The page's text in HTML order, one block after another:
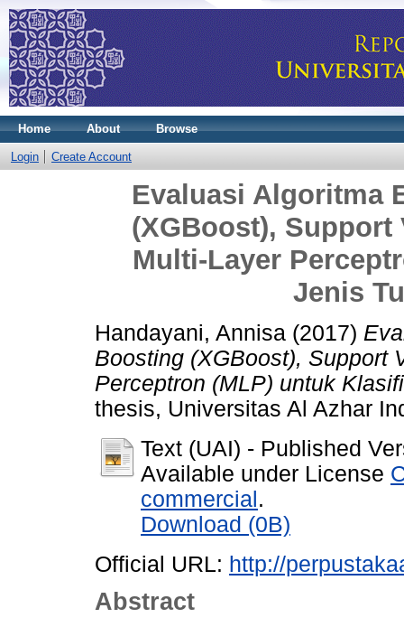
Home About Browse
Login Create Account
Evaluasi Algoritma
(XGBoost), Support
Multi-Layer
Jenis
Handayani, Annisa (2017)
Boosting (XGBoost), Support
Perceptron (MLP) untuk
thesis, Universitas Al Azhar
Text (UAI) - Published
Available under License
commercial.
Download (0B)
Official URL: http://
Abstract